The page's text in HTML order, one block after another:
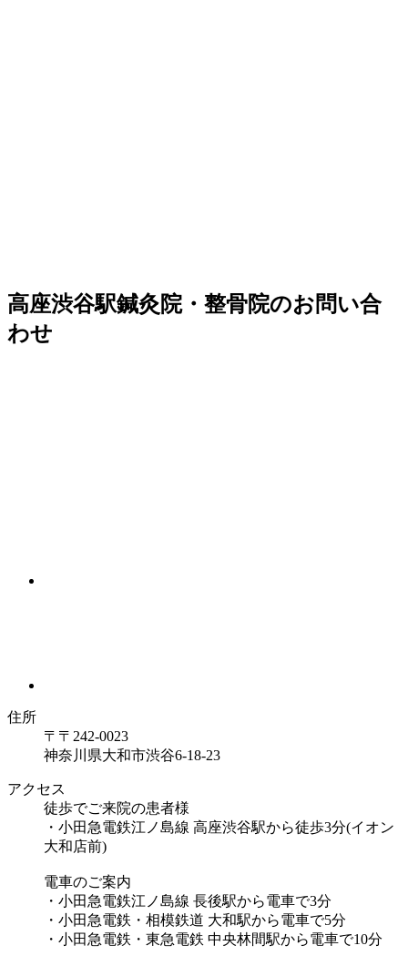
高座渋谷駅鍼灸院・整骨院のお問い合
わせ
住所
〒〒242-0023
神奈川県大和市渋谷6-18-23
アクセス
徒歩でご来院の患者様
・小田急電鉄江ノ島線 高座渋谷駅から徒歩3分(イオン
大和店前)
電車のご案内
・小田急電鉄江ノ島線 長後駅から電車で3分
・小田急電鉄・相模鉄道 大和駅から電車で5分
・小田急電鉄・東急電鉄 中央林間駅から電車で10分